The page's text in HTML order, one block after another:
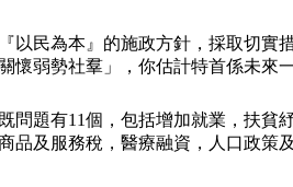
以民為本』的施政方針，採取切實
懷弱勢社羣」，你估計特首係未來
問題有11個，包括增加就業，扶貧
品及服務稅，醫療融資，人口政策